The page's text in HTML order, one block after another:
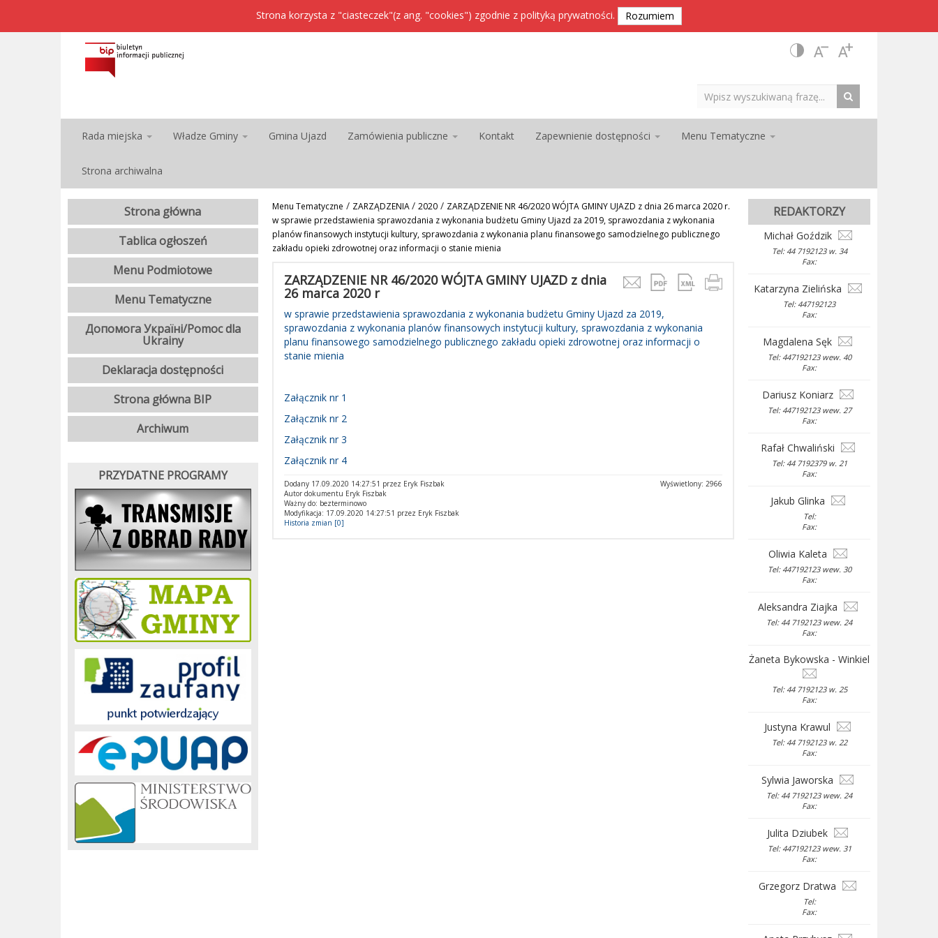
Strona korzysta z "ciasteczek"(z ang. "cookies") zgodnie z polityką prywatności. Rozumiem
Rada miejska Władze Gminy Gmina Ujazd Zamówienia publiczne Kontakt Zapewnienie dostępności Menu Tematyczne
Strona archiwalna
Menu Tematyczne / ZARZĄDZENIA/ 2020/ ZARZĄDZENIE NR 46/2020 WÓJTA GMINY UJAZD z dnia 26 marca 2020 r.
w sprawie przedstawienia sprawozdania z wykonania budżetu Gminy Ujazd za 2019, sprawozdania z wykonania
planów finansowych instytucji kultury, sprawozdania z wykonania planu finansowego samodzielnego publicznego
zakładu opieki zdrowotnej oraz informacji o stanie mienia
ZARZĄDZENIE NR 46/2020 WÓJTA GMINY UJAZD z dnia
26 marca 2020 r
w sprawie przedstawienia sprawozdania z wykonania budżetu Gminy Ujazd za 2019,
sprawozdania z wykonania planów finansowych instytucji kultury, sprawozdania z wykonania
planu finansowego samodzielnego publicznego zakładu opieki zdrowotnej oraz informacji o
stanie mienia
Załącznik nr 1
Załącznik nr 2
Załącznik nr 3
Załącznik nr 4
Wyświetlony: 2966
Dodany 17.09.2020 14:27:51 przez Eryk Fiszbak
Autor dokumentu Eryk Fiszbak
Ważny do: bezterminowo
Modyfikacja: 17.09.2020 14:27:51 przez Eryk Fiszbak
Historia zmian [0]
Strona główna
Tablica ogłoszeń
Menu Podmiotowe
Menu Tematyczne
Допомога Україні/Pomoc dla
Ukrainy
Deklaracja dostępności
Strona główna BIP
Archiwum
PRZYDATNE PROGRAMY
REDAKTORZY
Michał Goździk
Tel: 44 7192123 w. 34
Fax:
Katarzyna Zielińska
Tel: 447192123
Fax:
Magdalena Sęk
Tel: 447192123 wew. 40
Fax:
Dariusz Koniarz
Tel: 447192123 wew. 27
Fax:
Rafał Chwaliński
Tel: 44 7192379 w. 21
Fax:
Jakub Glinka
Tel:
Fax:
Oliwia Kaleta
Tel: 447192123 wew. 30
Fax:
Aleksandra Ziajka
Tel: 44 7192123 wew. 24
Fax:
Żaneta Bykowska - Winkiel
Tel: 44 7192123 w. 25
Fax:
Justyna Krawul
Tel: 44 7192123 w. 22
Fax:
Sylwia Jaworska
Tel: 44 7192123 wew. 24
Fax:
Julita Dziubek
Tel: 447192123 wew. 31
Fax:
Grzegorz Dratwa
Tel:
Fax: